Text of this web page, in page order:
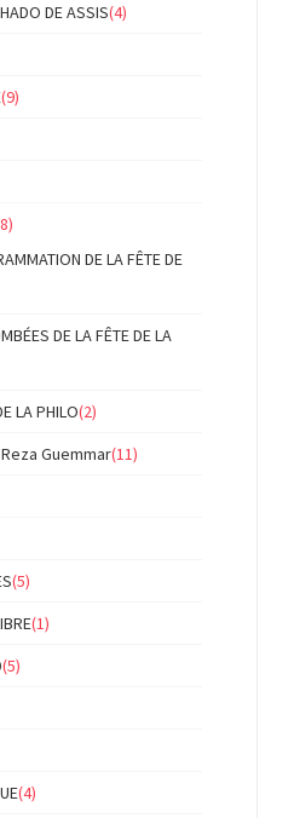
DE ASSIS(4)
(9)
DE LA FÊTE DE
DE LA FÊTE DE LA
LA PHILO(2)
Guemmar(11)
(5)
(1)
(5)
(4)